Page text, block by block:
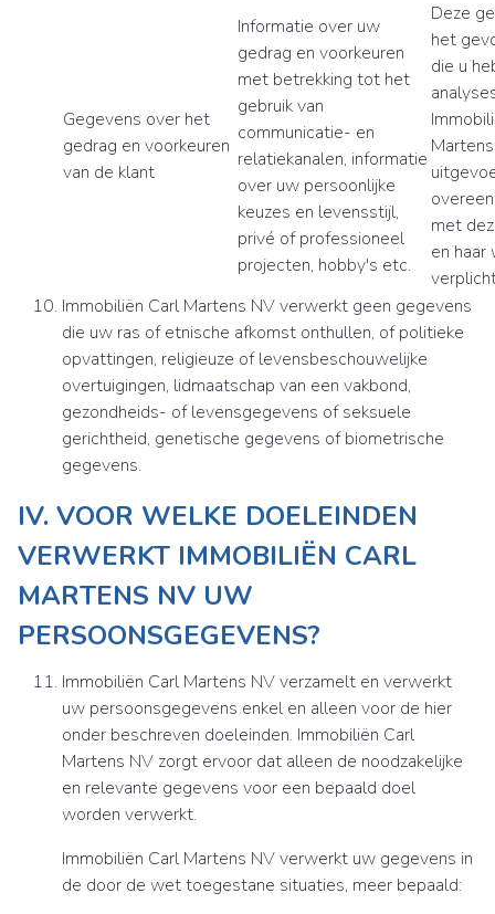
Gegevens over het
gedrag en voorkeuren
van de klant
Informatie over uw
gedrag en voorkeuren
met betrekking tot het
gebruik van
communicatie- en
relatiekanalen, informatie
over uw persoonlijke
keuzes en levensstijl,
privé of professioneel
projecten, hobby's etc.
Deze
het
die u
met
en
Immobiliën Carl Martens NV verwerkt geen gegevens
die uw ras of etnische afkomst onthullen, of politieke
opvattingen, religieuze of levensbeschouwelijke
overtuigingen, lidmaatschap van een vakbond,
gezondheids- of levensgegevens of seksuele
gerichtheid, genetische gegevens of biometrische
gegevens.
IV. VOOR WELKE DOELEINDEN
VERWERKT IMMOBILIËN CARL
MARTENS NV UW
PERSOONSGEGEVENS?
Immobiliën Carl Martens NV verzamelt en verwerkt
uw persoonsgegevens enkel en alleen voor de hier
onder beschreven doeleinden. Immobiliën Carl
Martens NV zorgt ervoor dat alleen de noodzakelijke
en relevante gegevens voor een bepaald doel
worden verwerkt.
Immobiliën Carl Martens NV verwerkt uw gegevens in
de door de wet toegestane situaties, meer bepaald: